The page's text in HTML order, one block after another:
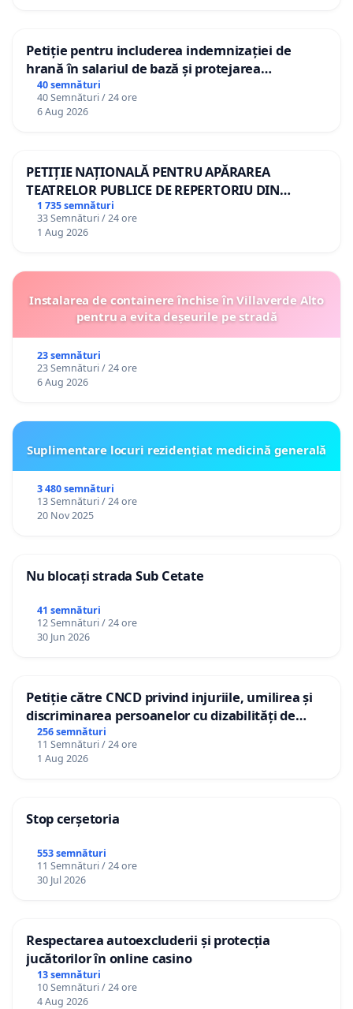
Petiție pentru includerea indemnizației de
hrană în salariul de bază și protejarea
gradațiilor de vechime pentru asistenții
personali
40 semnături
40 Semnături / 24 ore
6 Aug 2026
PETIȚIE NAȚIONALĂ PENTRU APĂRAREA
TEATRELOR PUBLICE DE REPERTORIU DIN
ROMÂNIA
1 735 semnături
33 Semnături / 24 ore
1 Aug 2026
Instalarea de containere închise în Villaverde Alto
pentru a evita deșeurile pe stradă
23 semnături
23 Semnături / 24 ore
6 Aug 2026
Suplimentare locuri rezidențiat medicină generală
3 480 semnături
13 Semnături / 24 ore
20 Nov 2025
Nu blocați strada Sub Cetate
41 semnături
12 Semnături / 24 ore
30 Jun 2026
Petiție către CNCD privind injuriile, umilirea și
discriminarea persoanelor cu dizabilități de
către utilizatorul TikTok „Gorici”
256 semnături
11 Semnături / 24 ore
1 Aug 2026
Stop cerșetoria
553 semnături
11 Semnături / 24 ore
30 Jul 2026
Respectarea autoexcluderii și protecția
jucătorilor în online casino
13 semnături
10 Semnături / 24 ore
4 Aug 2026